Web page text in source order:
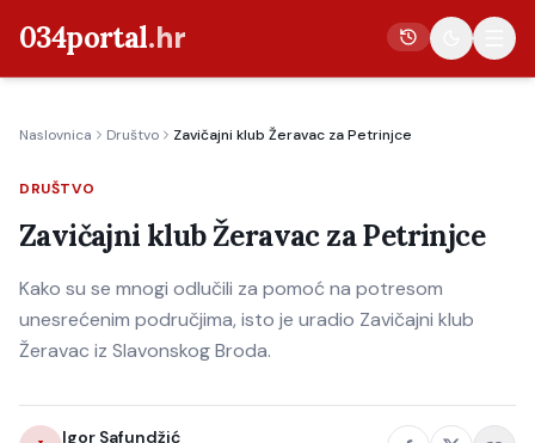
034portal.hr
Crna kronika
Poljoprivreda
Politika
Gospodarstvo
Kultura
Naslovnica Društvo Zavičajni klub Žeravac za Petrinjce
DRUŠTVO
Zavičajni klub Žeravac za Petrinjce
Kako su se mnogi odlučili za pomoć na potresom
unesrećenim područjima, isto je uradio Zavičajni klub
Žeravac iz Slavonskog Broda.
Igor Safundžić